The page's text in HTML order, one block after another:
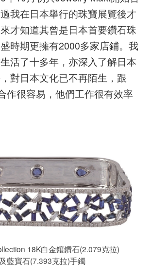
我在日本舉行的珠寶展覽後才
才知道其曾是日本首要鑽石珠
時期更擁有2000多家店鋪。我
活了十多年，亦深入了解日本
對日本文化已不再陌生，跟
作很容易，他們工作很有效率
18K白金鑲鑽石(2.079克拉)
及藍寶石(7.393克拉)手鐲